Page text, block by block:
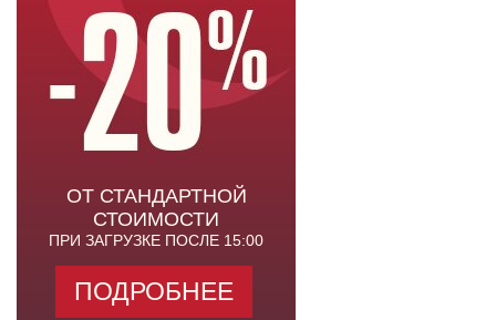
ОТ СТАНДАРТНОЙ
СТОИМОСТИ
ПРИ ЗАГРУЗКЕ ПОСЛЕ 15:00
ПОДРОБНЕЕ